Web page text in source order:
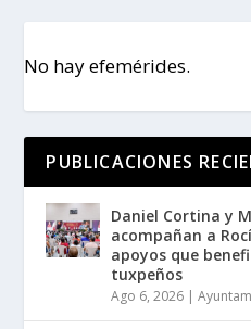
No hay efemérides.
PUBLICACIONES
Daniel Cortina y
acompañan a
apoyos que
tuxpeños
Ago 6, 2026 |